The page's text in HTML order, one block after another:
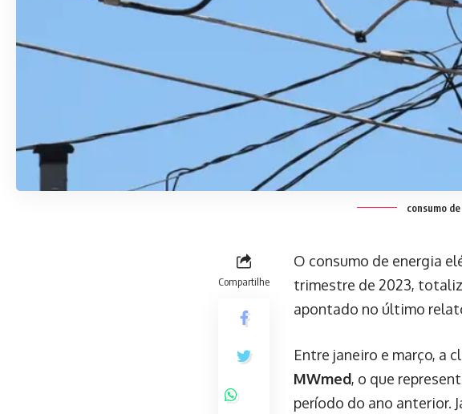
consumo
Compartilhe
O consumo de energia
trimestre de 2023,
apontado no último
Entre janeiro e março, a
MWmed, o que
período do ano anterior.